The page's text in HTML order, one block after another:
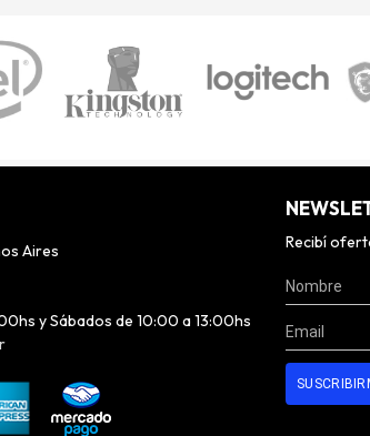
Aires
y Sábados de 10:00 a 13:00hs
Recibí